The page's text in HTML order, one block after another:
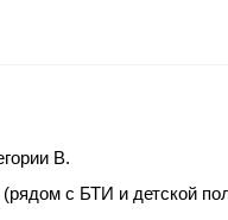
B.
с БТИ и детской